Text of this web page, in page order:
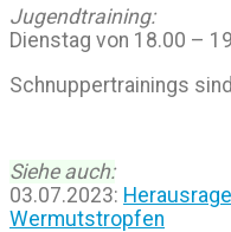
Jugendtraining:
Dienstag von 18.00 –
Schnuppertrainings
Siehe auch:
03.07.2023:
Wermutstropfen